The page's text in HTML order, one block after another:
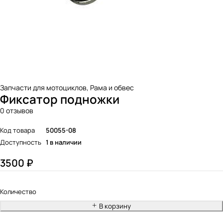
Запчасти для мотоциклов, Рама и обвес
Фиксатор подножки
0 отзывов
Код товара
50055-08
Доступность 1 в наличии
3500 ₽
Количество
В корзину